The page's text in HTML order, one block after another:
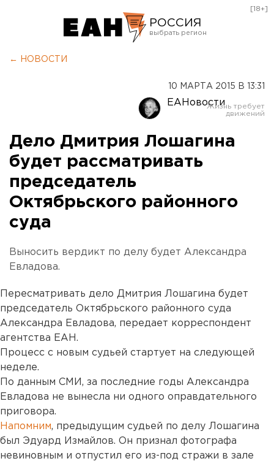
РОССИЯ
Оренбург
[18+]
← НОВОСТИ
10 МАРТА 2015 В 13:31
ЕАНовости
Дело Дмитрия Лошагина
будет рассматривать
председатель
Октябрьского районного
суда
Выносить вердикт по делу будет Александра
Евладова.
Пересматривать дело Дмитрия Лошагина будет
председатель Октябрьского районного суда
Александра Евладова, передает корреспондент
агентства ЕАН.
Процесс с новым судьей стартует на следующей
неделе.
По данным СМИ, за последние годы Александра
Евладова не вынесла ни одного оправдательного
приговора.
Напомним, предыдущим судьей по делу Лошагина
был Эдуард Измайлов. Он признал фотографа
невиновным и отпустил его из-под стражи в зале